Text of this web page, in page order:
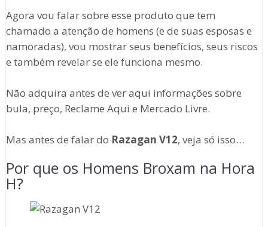
Agora vou falar sobre esse produto que tem
chamado a atenção de homens (e de suas esposas e
namoradas), vou mostrar seus benefícios, seus riscos
e também revelar se ele funciona mesmo.
Não adquira antes de ver aqui informações sobre
bula, preço, Reclame Aqui e Mercado Livre.
Mas antes de falar do Razagan V12, veja só isso…
Por que os Homens Broxam na Hora
H?